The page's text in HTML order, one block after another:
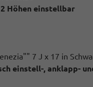
Höhen einstellbar
7 J x 17 in
einstell-, anklapp-